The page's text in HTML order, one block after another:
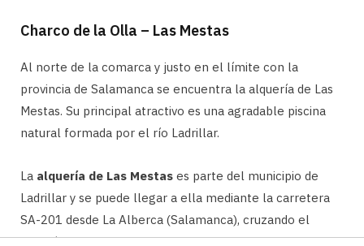
Charco de la Olla – Las Mestas
Al norte de la comarca y justo en el límite con la
provincia de Salamanca se encuentra la alquería de Las
Mestas. Su principal atractivo es una agradable piscina
natural formada por el río Ladrillar.
La alquería de Las Mestas es parte del municipio de
Ladrillar y se puede llegar a ella mediante la carretera
SA-201 desde La Alberca (Salamanca), cruzando el
corazón del Parque Natural de Las Batuecas – Sierra de